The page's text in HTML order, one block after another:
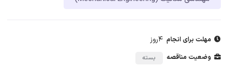
مهلت برای انجام 4روز
وضعیت مناقصه بسته